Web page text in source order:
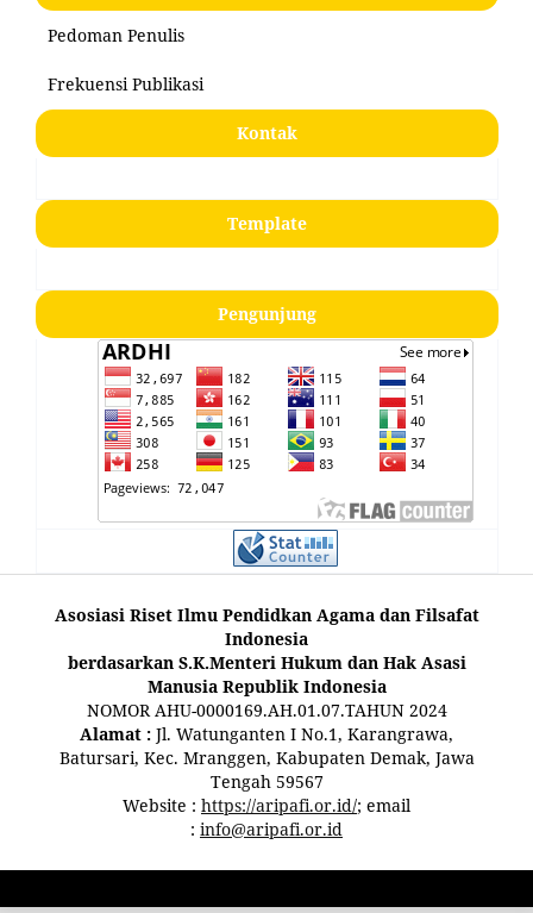
Pedoman Penulis
Frekuensi Publikasi
Kontak
Template
Pengunjung
Asosiasi Riset Ilmu Pendidkan Agama dan Filsafat
Indonesia
berdasarkan S.K.Menteri Hukum dan Hak Asasi
Manusia Republik Indonesia
NOMOR AHU-0000169.AH.01.07.TAHUN 2024
Alamat : Jl. Watunganten I No.1, Karangrawa,
Batursari, Kec. Mranggen, Kabupaten Demak, Jawa
Tengah 59567
Website : https://aripafi.or.id/; email
: info@aripafi.or.id